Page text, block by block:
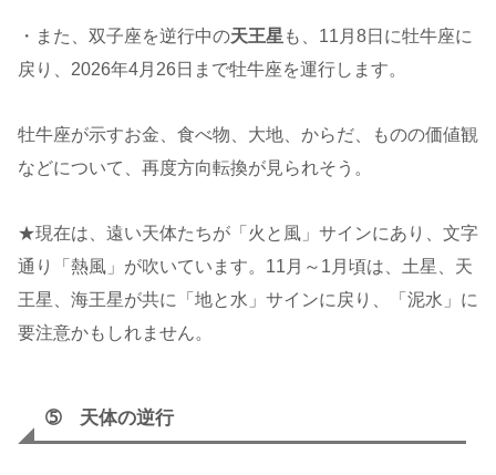
・また、双子座を逆行中の天王星 も、11月8日に牡牛座に
戻り、2026年4月26日まで牡牛座を運行します。
牡牛座が示すお金、食べ物、大地、からだ、ものの価値観
などについて、再度方向転換が見られそう。
★現在は、遠い天体たちが「火と風」サインにあり、文字
通り「熱風」が吹いています。11月～1月頃は、土星、天
王星、海王星が共に「地と水」サインに戻り、「泥水」に
要注意かもしれません。
➄ 天体の逆行